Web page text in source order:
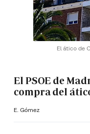
El ático de
El PSOE de
compra del
E. Gómez